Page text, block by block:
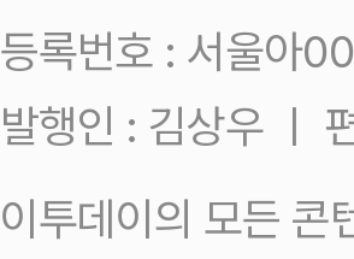
등록번호 : 서울아
발행인 : 김상우 ㅣ
이투데이의 모든 콘